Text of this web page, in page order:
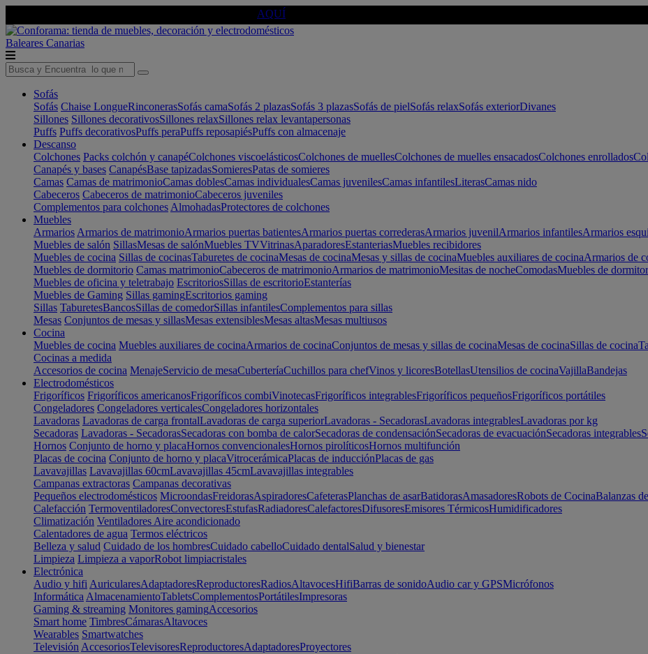
AQUÍ
Baleares Canarias
Sofás
Sofás Chaise LongueRinconerasSofás camaSofás 2 plazasSofás 3 plazasSofás de pielSofás relaxSofás exteriorDivanes
Sillones Sillones decorativosSillones relaxSillones relax levantapersonas
Puffs Puffs decorativosPuffs peraPuffs reposapiésPuffs con almacenaje
Descanso
Colchones Packs colchón y canapéColchones viscoelásticosColchones de muellesColchones de muelles ensacadosColchones enrollados
Canapés y bases CanapésBase tapizadasSomieresPatas de somieres
Camas Camas de matrimonioCamas doblesCamas individualesCamas juvenilesCamas infantilesLiterasCamas nido
Cabeceros Cabeceros de matrimonioCabeceros juveniles
Complementos para colchones AlmohadasProtectores de colchones
Muebles
Armarios Armarios de matrimonioArmarios puertas batientesArmarios puertas correderasArmarios juvenilArmarios infantilesArmarios
Muebles de salón SillasMesas de salónMuebles TVVitrinasAparadoresEstanteriasMuebles recibidores
Muebles de cocina Sillas de cocinasTaburetes de cocinaMesas de cocinaMesas y sillas de cocinaMuebles auxiliares de cocinaArmarios de
Muebles de dormitorio Camas matrimonioCabeceros de matrimonioArmarios de matrimonioMesitas de nocheComodasMuebles de
Muebles de oficina y teletrabajo EscritoriosSillas de escritorioEstanterías
Muebles de Gaming Sillas gamingEscritorios gaming
Sillas TaburetesBancosSillas de comedorSillas infantilesComplementos para sillas
Mesas Conjuntos de mesas y sillasMesas extensiblesMesas altasMesas multiusos
Cocina
Muebles de cocina Muebles auxiliares de cocinaArmarios de cocinaConjuntos de mesas y sillas de cocinaMesas de cocinaSillas de cocina
Cocinas a medida
Accesorios de cocina MenajeServicio de mesaCuberteríaCuchillos para chefVinos y licoresBotellasUtensilios de cocinaVajillaBandejas
Electrodomésticos
Frigoríficos Frigoríficos americanosFrigoríficos combiVinotecasFrigoríficos integrablesFrigoríficos pequeñosFrigoríficos portátiles
Congeladores Congeladores verticalesCongeladores horizontales
Lavadoras Lavadoras de carga frontalLavadoras de carga superiorLavadoras - SecadorasLavadoras integrablesLavadoras por kg
Secadoras Lavadoras - SecadorasSecadoras con bomba de calorSecadoras de condensaciónSecadoras de evacuaciónSecadoras integrables
Hornos Conjunto de horno y placaHornos convencionalesHornos pirolíticosHornos multifunción
Placas de cocina Conjunto de horno y placaVitrocerámicaPlacas de inducciónPlacas de gas
Lavavajillas Lavavajillas 60cmLavavajillas 45cmLavavajillas integrables
Campanas extractoras Campanas decorativas
Pequeños electrodomésticos MicroondasFreidorasAspiradoresCafeterasPlanchas de asarBatidorasAmasadoresRobots de CocinaBalanzas
Calefacción TermoventiladoresConvectoresEstufasRadiadoresCalefactoresDifusoresEmisores TérmicosHumidificadores
Climatización Ventiladores Aire acondicionado
Calentadores de agua Termos eléctricos
Belleza y salud Cuidado de los hombresCuidado cabelloCuidado dentalSalud y bienestar
Limpieza Limpieza a vaporRobot limpiacristales
Electrónica
Audio y hifi AuricularesAdaptadoresReproductoresRadiosAltavocesHifiBarras de sonidoAudio car y GPSMicrófonos
Informática AlmacenamientoTabletsComplementosPortátilesImpresoras
Gaming & streaming Monitores gamingAccesorios
Smart home TimbresCámarasAltavoces
Wearables Smartwatches
Televisión AccesoriosTelevisoresReproductoresAdaptadoresProyectores